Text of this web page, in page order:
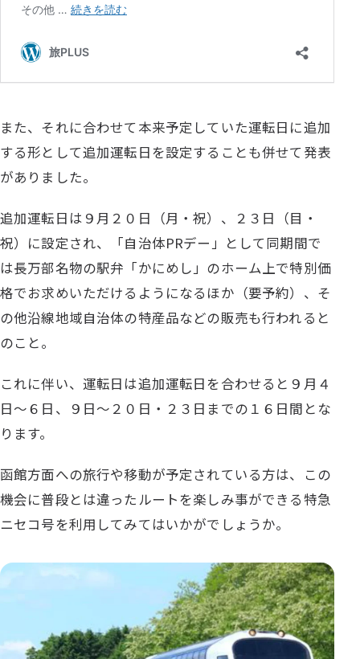
また、それに合わせて本来予定していた運転日に追加
する形として追加運転日を設定することも併せて発表
がありました。
追加運転日は９月２０日（月・祝）、２３日（目・
祝）に設定され、「自治体PRデー」として同期間で
は長万部名物の駅弁「かにめし」のホーム上で特別価
格でお求めいただけるようになるほか（要予約）、そ
の他沿線地域自治体の特産品などの販売も行われると
のこと。
これに伴い、運転日は追加運転日を合わせると９月４
日～６日、９日～２０日・２３日までの１６日間とな
ります。
函館方面への旅行や移動が予定されている方は、この
機会に普段とは違ったルートを楽しみ事ができる特急
ニセコ号を利用してみてはいかがでしょうか。